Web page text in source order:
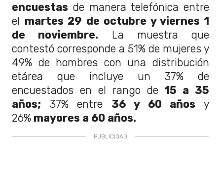
encuestas de manera telefónica entre
el martes 29 de octubre y viernes 1
de noviembre. La muestra que
contestó corresponde a 51% de mujeres y
49% de hombres con una distribución
etárea que incluye un 37% de
encuestados en el rango de15 a 35
años; 37% entre 36 y 60 años y
26% mayores a 60 años.